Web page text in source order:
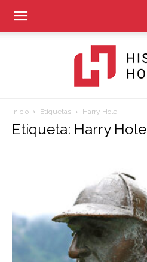
Inicio Etiquetas Harry Hole
Etiqueta: Harry Hole